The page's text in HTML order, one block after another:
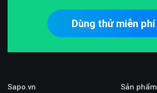
Dùng thử miễn phí
Sapo.vn Sản phẩm